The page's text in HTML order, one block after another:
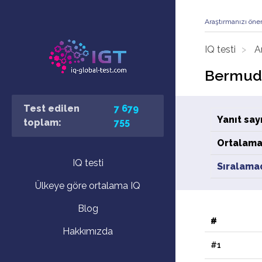
Test edilen
toplam:
7 679
755
IQ testi
Ülkeye göre ortalama IQ
Blog
Hakkımızda
Araştırmanızı
IQ testi
Yanıt
#
#1